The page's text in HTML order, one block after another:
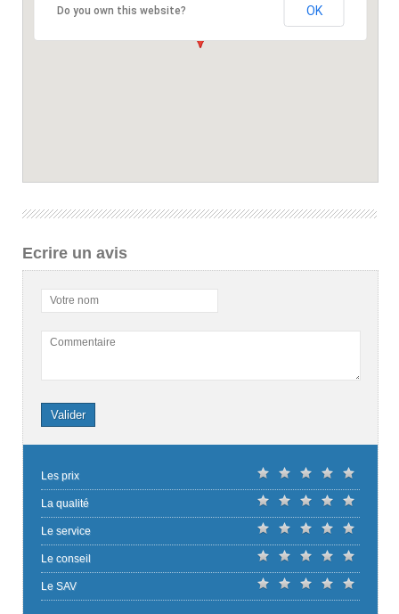
Do you own this website? OK
Ecrire un avis
Votre nom
Commentaire
Valider
Les prix
La qualité
Le service
Le conseil
Le SAV